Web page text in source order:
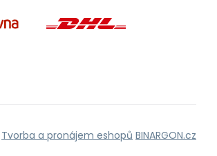
Tvorba a pronájem eshopů BINARGON.cz